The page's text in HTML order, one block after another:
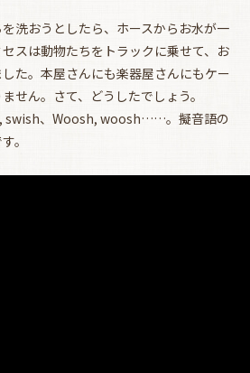
洗おうとしたら、ホースからお水が一
スは動物たちをトラックに乗せて、お
た。本屋さんにも楽器屋さんにもケー
せん。さて、どうしたでしょう。
swish、Woosh, woosh……。擬音語の
。